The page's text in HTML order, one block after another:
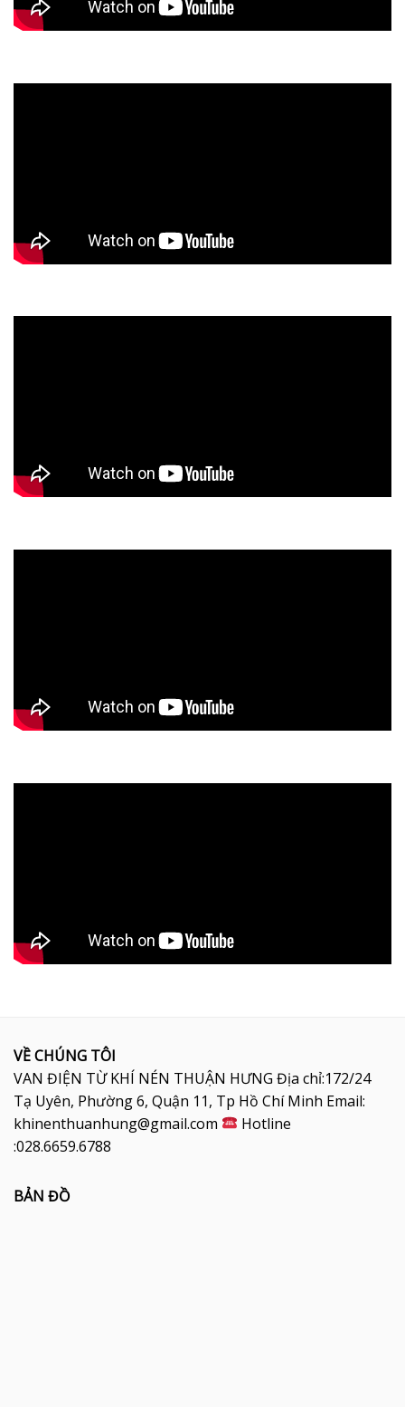
VỀ CHÚNG TÔI
VAN ĐIỆN TỪ KHÍ NÉN THUẬN HƯNG Địa chỉ:172/24
Tạ Uyên, Phường 6, Quận 11, Tp Hồ Chí Minh Email:
khinenthuanhung@gmail.com
Hotline
:028.6659.6788
BẢN ĐỒ